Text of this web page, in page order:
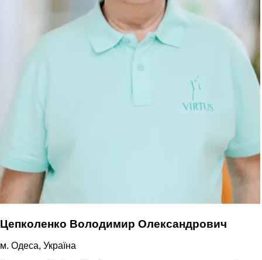
Цепколенко Володимир Олександрович
м. Одеса, Україна